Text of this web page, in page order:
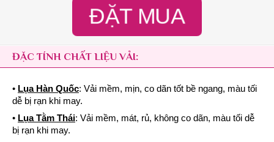
ĐẶT MUA
ĐẶC TÍNH CHẤT LIỆU VẢI:
• Lụa Hàn Quốc: Vải mềm, mịn, co dãn tốt bề ngang, màu tối
dễ bị rạn khi may.
• Lụa Tằm Thái: Vải mềm, mát, rủ, không co dãn, màu tối dễ
bị rạn khi may.